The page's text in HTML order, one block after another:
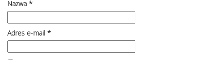
Nazwa *
Adres e-mail *